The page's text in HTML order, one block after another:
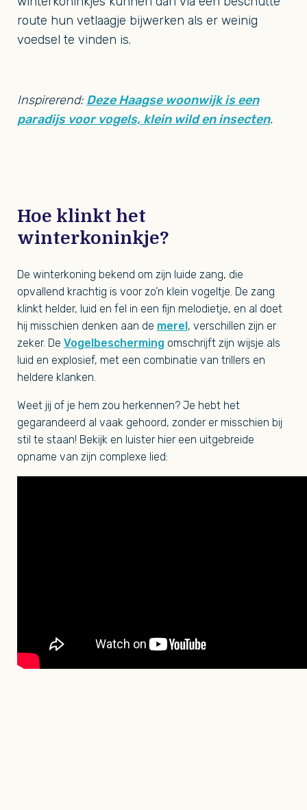
route hun vetlaagje bijwerken als er weinig
voedsel te vinden is.
Inspirerend: Deze Haagse woonwijk is een
paradijs voor vogels, klein wild en insecten.
Hoe klinkt het
winterkoninkje?
De winterkoning bekend om zijn luide zang, die
opvallend krachtig is voor zo’n klein vogeltje. De zang
klinkt helder, luid en fel in een fijn melodietje, en al doet
hij misschien denken aan de merel , verschillen zijn er
zeker. De Vogelbescherming omschrijft zijn wijsje als
luid en explosief, met een combinatie van trillers en
heldere klanken.
Weet jij of je hem zou herkennen? Je hebt het
gegarandeerd al vaak gehoord, zonder er misschien bij
stil te staan! Bekijk en luister hier een uitgebreide
opname van zijn complexe lied: